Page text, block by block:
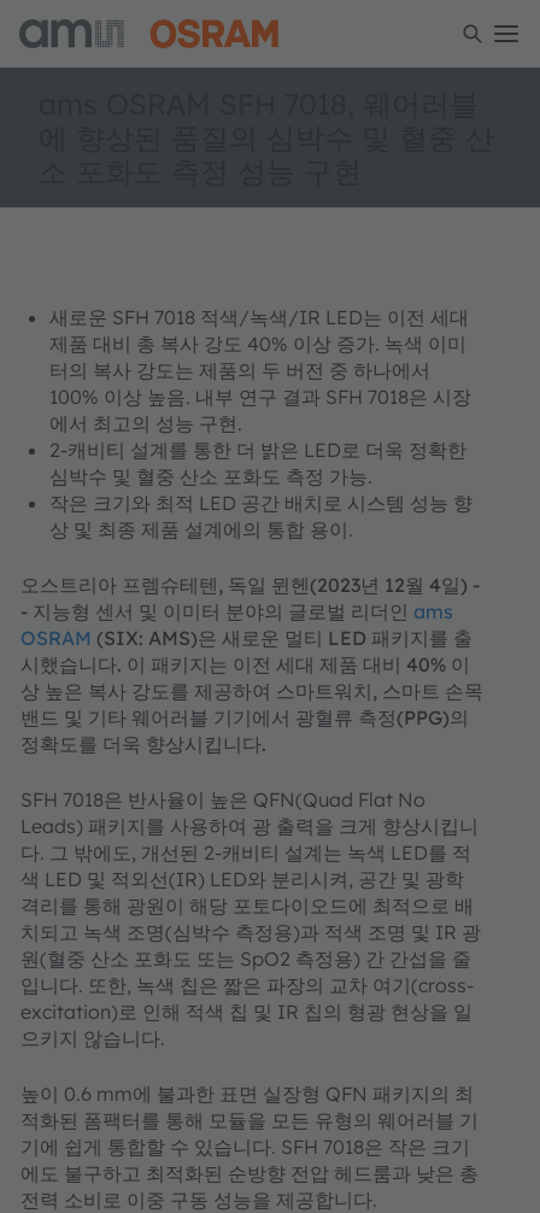
새로운 SFH 7018 적색/녹색/IR LED는 이전 세대
제품 대비 총 복사 강도 40% 이상 증가. 녹색 이미
터의 복사 강도는 제품의 두 버전 중 하나에서
100% 이상 높음. 내부 연구 결과 SFH 7018은 시장
에서 최고의 성능 구현.
2-캐비티 설계를 통한 더 밝은 LED로 더욱 정확한
심박수 및 혈중 산소 포화도 측정 가능.
작은 크기와 최적 LED 공간 배치로 시스템 성능 향
상 및 최종 제품 설계에의 통합 용이.
오스트리아 프렘슈테텐, 독일 뮌헨(2023년 12월 4일) -
- 지능형 센서 및 이미터 분야의 글로벌 리더인 ams
OSRAM (SIX: AMS)은 새로운 멀티 LED 패키지를 출
시했습니다. 이 패키지는 이전 세대 제품 대비 40% 이
상 높은 복사 강도를 제공하여 스마트워치, 스마트 손목
밴드 및 기타 웨어러블 기기에서 광혈류 측정(PPG)의
정확도를 더욱 향상시킵니다.
SFH 7018은 반사율이 높은 QFN(Quad Flat No
Leads) 패키지를 사용하여 광 출력을 크게 향상시킵니
다. 그 밖에도, 개선된 2-캐비티 설계는 녹색 LED를 적
색 LED 및 적외선(IR) LED와 분리시켜, 공간 및 광학
격리를 통해 광원이 해당 포토다이오드에 최적으로 배
치되고 녹색 조명(심박수 측정용)과 적색 조명 및 IR 광
원(혈중 산소 포화도 또는 SpO2 측정용) 간 간섭을 줄
입니다. 또한, 녹색 칩은 짧은 파장의 교차 여기(cross-
excitation)로 인해 적색 칩 및 IR 칩의 형광 현상을 일
으키지 않습니다.
높이 0.6 mm에 불과한 표면 실장형 QFN 패키지의 최
적화된 폼팩터를 통해 모듈을 모든 유형의 웨어러블 기
기에 쉽게 통합할 수 있습니다. SFH 7018은 작은 크기
에도 불구하고 최적화된 순방향 전압 헤드룸과 낮은 총
전력 소비로 이중 구동 성능을 제공합니다.